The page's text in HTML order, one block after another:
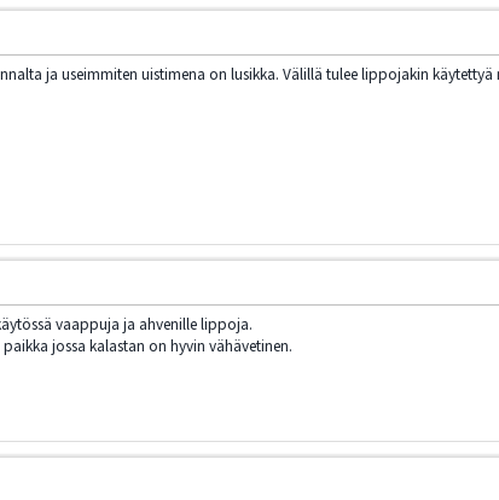
ja useimmiten uistimena on lusikka. Välillä tulee lippojakin
vaappuja ja ahvenille lippoja.
jossa kalastan on hyvin vähävetinen.